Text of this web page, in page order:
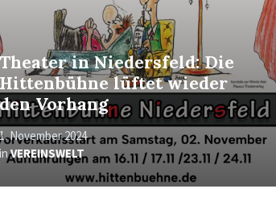
in Niedersfeld: Die
Hittenbühne lüftet wieder
Vorhang
1. November 2024
inVEREINSWELT